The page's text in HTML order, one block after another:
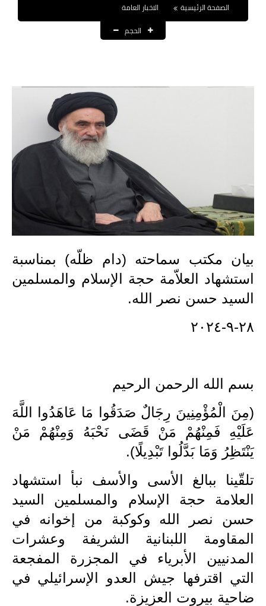
العقود والاجور اليومية
الرواتب
القروض والسلف
المنح المالية
قطع الاراضي
اخبار العراق
الاخبار السياسية
الاخبار الامنية
الاخبار الاقتصادية
نتائج الامتحانات
المرحلة الابتدائية
المرحلة الاعدادية
اسئلة وزارية
المرحلة الابتدائية
المرحلة المتوسطة
المرحلة الاعدادية
الصفحة الرئيسية
الاخبار العامة
الحجم
بيان مكتب سماحته (دام ظلّه) بمناسبة
استشهاد العلاّمة حجة الإسلام والمسلمين
السيد حسن نصر الله.
٢٨-٩-٢٠٢٤
بسم الله الرحمن الرحيم
(مِنَ الْمُؤْمِنِينَ رِجَالٌ صَدَقُوا مَا عَاهَدُوا اللَّهَ
عَلَيْهِ فَمِنْهُمْ مَنْ قَضَى نَحْبَهُ وَمِنْهُمْ مَنْ
يَنْتَظِرُ وَمَا بَدَّلُوا تَبْدِيلًا).
تلقّينا ببالغ الأسى والأسف نبأ استشهاد
العلامة حجة الإسلام والمسلمين السيد
حسن نصر الله وكوكبة من إخوانه في
المقاومة اللبنانية الشريفة وعشرات
المدنيين الأبرياء في المجزرة المفجعة
التي اقترفها جيش العدو الإسرائيلي في
ضاحية بيروت العزيزة.